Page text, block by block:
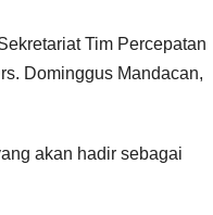
Tim Percepatan
Dominggus Mandacan,
akan hadir sebagai